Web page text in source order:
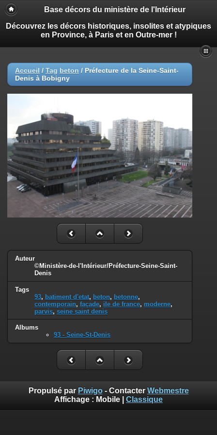
Base décors du ministère de l'Intérieur
Découvrez les décors historiques, insolites et atypiques
en Province, à Paris et en Outre-mer !
Accueil / Tag beton / Préfecture de la Seine-Saint-
Denis à Bobigny
Auteur
©Ministère-de-l'Intérieur/Préfecture-Seine-Saint-
Denis
Tags
93, batiment d'etat, beton, betonne,
contemporain, façade, ile de france, moderne,
parvis, seine saint denis
Albums
93 - Seine-St-Denis
Propulsé par Piwigo- Contacter Webmestre
Affichage : Mobile Classique